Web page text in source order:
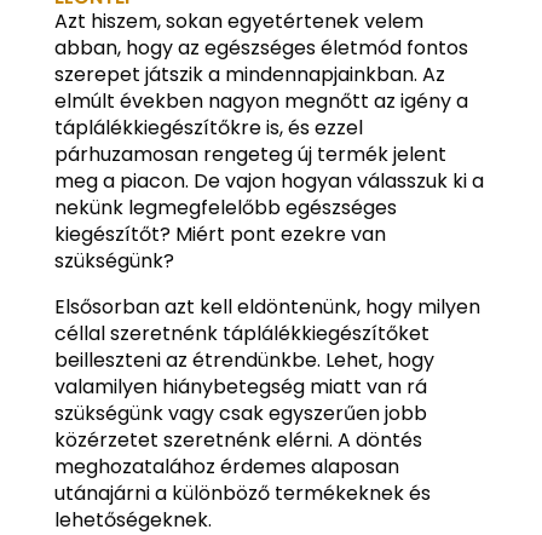
Azt hiszem, sokan egyetértenek velem
abban, hogy az egészséges életmód fontos
szerepet játszik a mindennapjainkban. Az
elmúlt években nagyon megnőtt az igény a
táplálékkiegészítőkre is, és ezzel
párhuzamosan rengeteg új termék jelent
meg a piacon. De vajon hogyan válasszuk ki a
nekünk legmegfelelőbb egészséges
kiegészítőt? Miért pont ezekre van
szükségünk?
Elsősorban azt kell eldöntenünk, hogy milyen
céllal szeretnénk táplálékkiegészítőket
beilleszteni az étrendünkbe. Lehet, hogy
valamilyen hiánybetegség miatt van rá
szükségünk vagy csak egyszerűen jobb
közérzetet szeretnénk elérni. A döntés
meghozatalához érdemes alaposan
utánajárni a különböző termékeknek és
lehetőségeknek.